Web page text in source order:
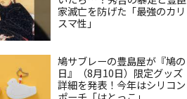
家滅亡を防げた「最強のカリ
スマ性」
鳩サブレーの豊島屋が『鳩の
日』（8月10日）限定グッズ
詳細を発表！今年はシリコン